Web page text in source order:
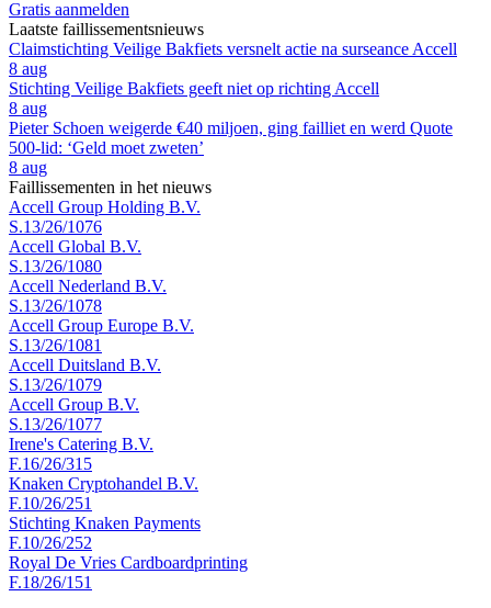
Gratis aanmelden
Laatste faillissementsnieuws
Claimstichting Veilige Bakfiets versnelt actie na surseance Accell
8 aug
Stichting Veilige Bakfiets geeft niet op richting Accell
8 aug
Pieter Schoen weigerde €40 miljoen, ging failliet en werd Quote
500-lid: ‘Geld moet zweten’
8 aug
Faillissementen in het nieuws
Accell Group Holding B.V.
S.13/26/1076
Accell Global B.V.
S.13/26/1080
Accell Nederland B.V.
S.13/26/1078
Accell Group Europe B.V.
S.13/26/1081
Accell Duitsland B.V.
S.13/26/1079
Accell Group B.V.
S.13/26/1077
Irene's Catering B.V.
F.16/26/315
Knaken Cryptohandel B.V.
F.10/26/251
Stichting Knaken Payments
F.10/26/252
Royal De Vries Cardboardprinting
F.18/26/151